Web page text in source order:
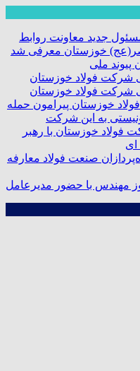
جدید معاونت روابط
خوزستان معرفی شد
ملی
خوزستان پیرامون حمله
به این شرکت
فولاد خوزستان با رهبر
ای
صنعت فولاد معارفه
مهندس با حضور مدیرعامل